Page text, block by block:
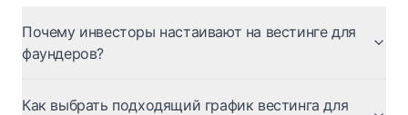
Почему инвесторы настаивают на вестинге для
фаундеров?
Как выбрать подходящий график вестинга для